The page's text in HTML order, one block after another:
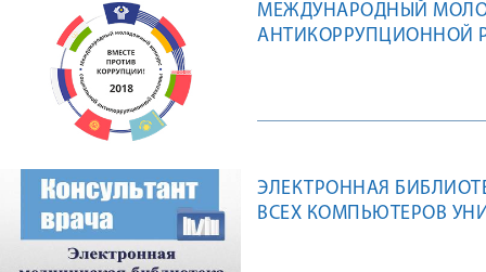
МЕЖДУНАРОДНЫЙ
АНТИКОРРУПЦИОННОЙ
ЭЛЕКТРОННАЯ
ВСЕХ КОМПЬЮТЕРОВ